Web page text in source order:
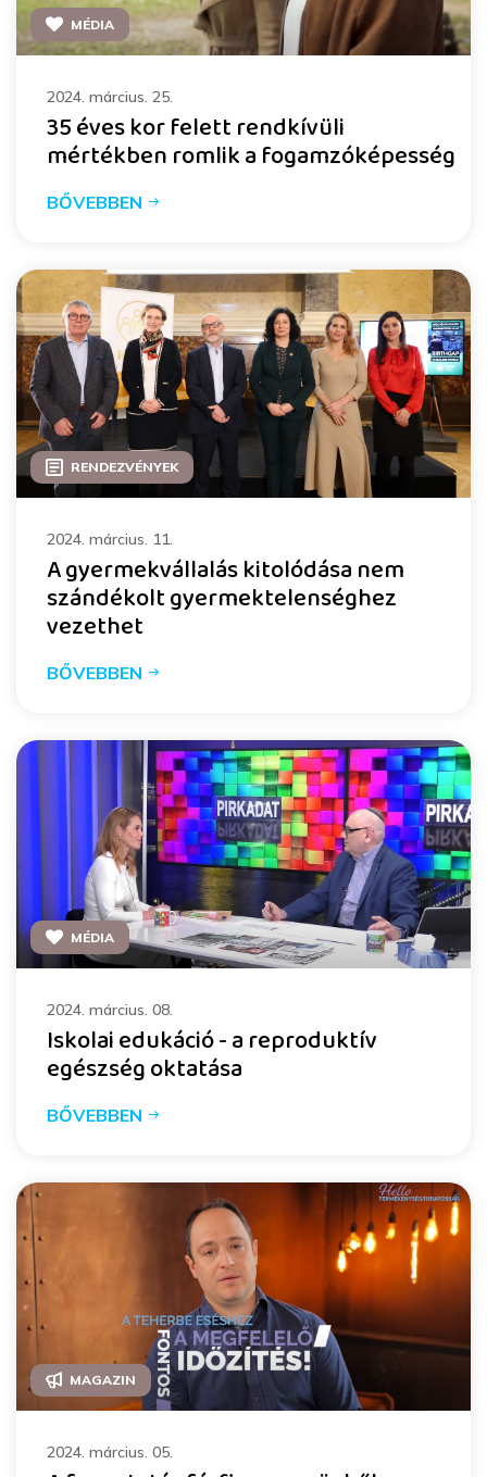
MÉDIA
2024. március. 25.
35 éves kor felett rendkívüli
mértékben romlik a fogamzóképesség
BŐVEBBEN
RENDEZVÉNYEK
2024. március. 11.
A gyermekvállalás kitolódása nem
szándékolt gyermektelenséghez
vezethet
BŐVEBBEN
MÉDIA
2024. március. 08.
Iskolai edukáció - a reproduktív
egészség oktatása
BŐVEBBEN
MAGAZIN
2024. március. 05.